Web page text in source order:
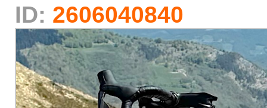
ID: 2606040840